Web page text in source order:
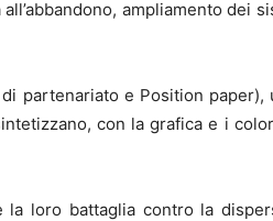
ampliamento dei
partenariato e Position
con la grafica e i
loro battaglia contro la